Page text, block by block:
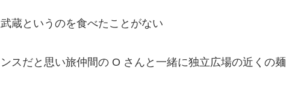
蔵というのを食べたことがない
スだと思い旅仲間の O さんと一緒に独立広場の近くの麺